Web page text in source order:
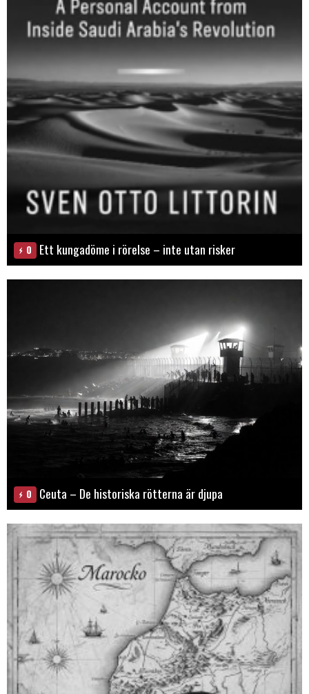
0 Ett kungadöme i rörelse – inte utan risker
0 Ceuta – De historiska rötterna är djupa